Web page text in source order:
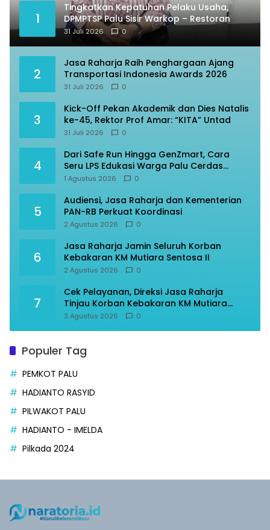
1
Tingkatkan Kepatuhan Pelaku Usaha,
DPMPTSP Palu Sisir Warkop – Restoran
31 Juli 2026 0
2
Jasa Raharja Raih Penghargaan Ajang
Transportasi Indonesia Awards 2026
31 Juli 2026 0
3
Kick-Off Pekan Akademik dan Dies Natalis
ke-45, Rektor Prof Amar: “KITA” Untad
31 Juli 2026 0
4
Dari Safe Run Hingga GenZmart, Cara
Seru LPS Edukasi Warga Palu Cerdas
Finansial
1 Agustus 2026 0
5
Audiensi, Jasa Raharja dan Kementerian
PAN-RB Perkuat Koordinasi
2 Agustus 2026 0
6
Jasa Raharja Jamin Seluruh Korban
Kebakaran KM Mutiara Sentosa II
2 Agustus 2026 0
7
Cek Pelayanan, Direksi Jasa Raharja
Tinjau Korban Kebakaran KM Mutiara
Sentosa II
3 Agustus 2026 0
Populer Tag
PEMKOT PALU
HADIANTO RASYID
PILWAKOT PALU
HADIANTO - IMELDA
Pilkada 2024